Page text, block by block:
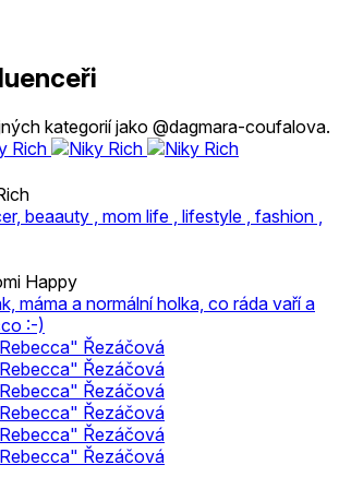
kategorií jako @dagmara-coufalova.
beaauty , mom life , lifestyle , fashion ,
Happy
máma a normální holka, co ráda vaří a
:-)